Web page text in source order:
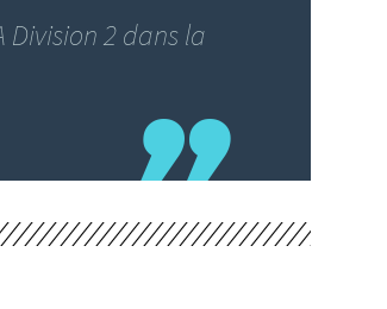
Division 2 dans la